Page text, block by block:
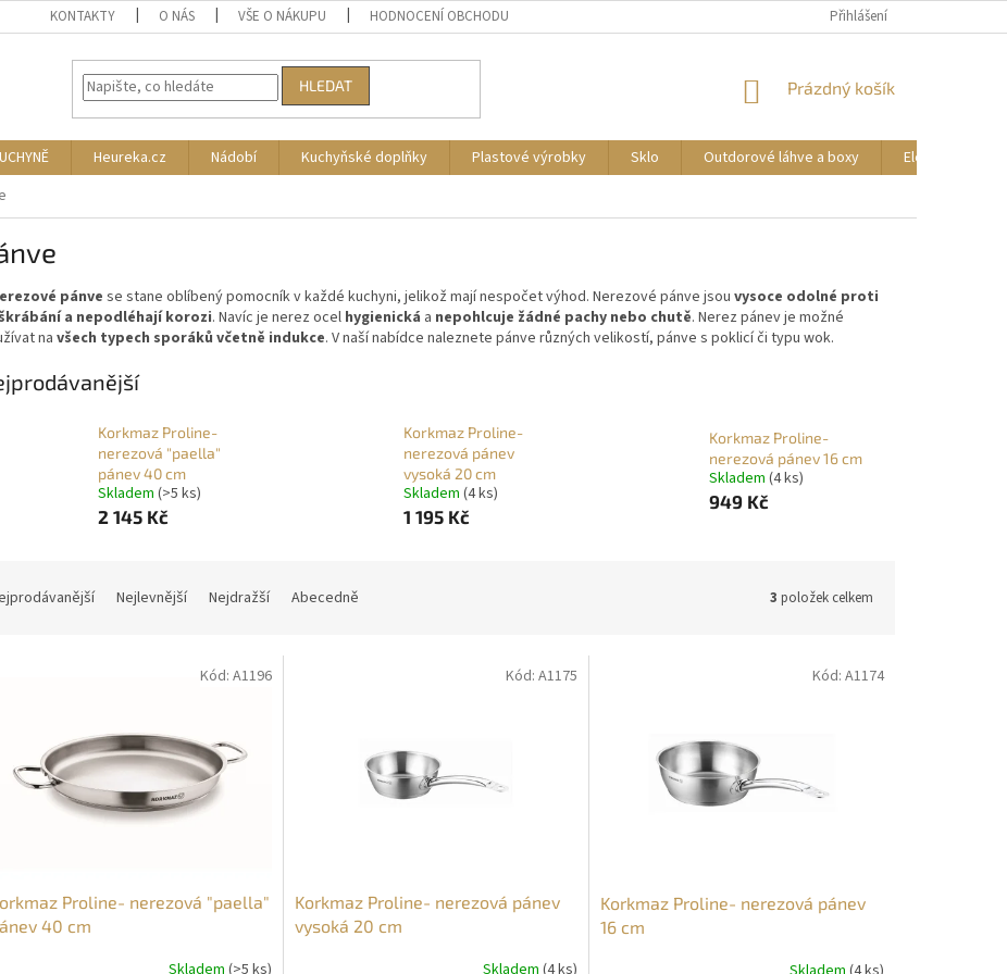
KONTAKTY O NÁS VŠE O NÁKUPU HODNOCENÍ OBCHODU OBCHODNÍ PODMÍNKY
Přihlášení
HLEDAT
NÁKUPNÍ
Prázdný košík
Heureka.cz Nádobí Kuchyňské doplňky Plastové výrobky Sklo Outdorové láhve a boxy
Elektrické
pánvese stane oblíbený pomocník v každé kuchyni, jelikož mají nespočet výhod. Nerezové pánve jsou vysoce odolné proti
a nepodléhají korozi. Navíc je nerez ocel hygienická a nepohlcuje žádné pachy nebo chutě. Nerez pánev je možné
na všech typech sporáků včetně indukce. V naší nabídce naleznete pánve různých velikostí, pánve s poklicí či typu wok.
Korkmaz Proline-
nerezová "paella"
pánev 40 cm
Skladem (>5 ks)
2 145 Kč
Korkmaz Proline-
nerezová pánev
vysoká 20 cm
Skladem (4 ks)
1 195 Kč
Korkmaz Proline-
nerezová pánev 16 cm
Skladem (4 ks)
949 Kč
Nejlevnější Nejdražší Abecedně 3 položek celkem
Proline- nerezová "paella"
40 cm
Kód: A1196
Korkmaz Proline- nerezová pánev
vysoká 20 cm
Kód: A1175
Korkmaz Proline- nerezová pánev
16 cm
Kód: A1174